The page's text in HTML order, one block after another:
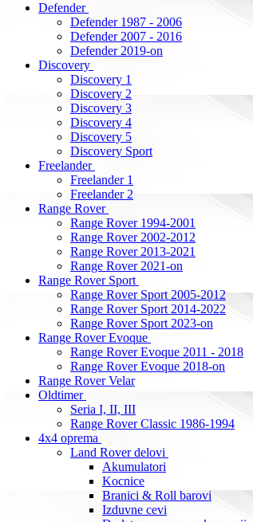
Defender
Defender 1987 - 2006
Defender 2007 - 2016
Defender 2019-on
Discovery
Discovery 1
Discovery 2
Discovery 3
Discovery 4
Discovery 5
Discovery Sport
Freelander
Freelander 1
Freelander 2
Range Rover
Range Rover 1994-2001
Range Rover 2002-2012
Range Rover 2013-2021
Range Rover 2021-on
Range Rover Sport
Range Rover Sport 2005-2012
Range Rover Sport 2014-2022
Range Rover Sport 2023-on
Range Rover Evoque
Range Rover Evoque 2011 - 2018
Range Rover Evoque 2018-on
Range Rover Velar
Oldtimer
Seria I, II, III
Range Rover Classic 1986-1994
4x4 oprema
Land Rover delovi
Akumulatori
Kocnice
Branici & Roll barovi
Izduvne cevi